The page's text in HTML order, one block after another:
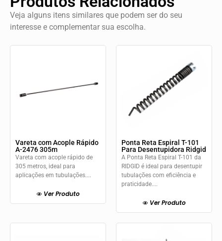
Veja alguns itens similares que podem ser do seu
interesse e complementar sua escolha.
Vareta com Acople Rápido
A-2476 305m
Vareta com acople rápido de
305 metros, ideal para
aplicações em tubulações....
Ver Produto
Ponta Reta Espiral T-101
Para Desentupidora Ridgid
A Ponta Reta Espiral T-101 da
RIDGID é ideal para desentupir
tubulações com eficiência e
praticidade....
Ver Produto